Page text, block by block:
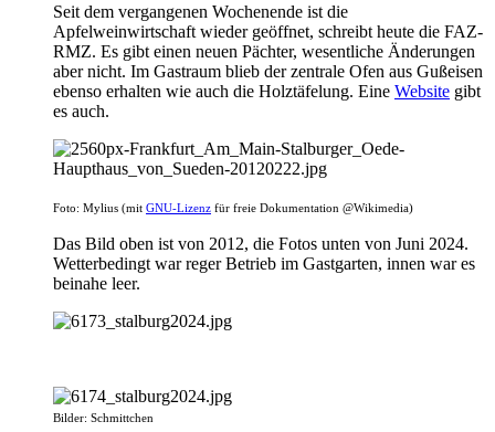
Seit dem vergangenen Wochenende ist die
Apfelweinwirtschaft wieder geöffnet, schreibt heute die FAZ-
RMZ. Es gibt einen neuen Pächter, wesentliche Änderungen
aber nicht. Im Gastraum blieb der zentrale Ofen aus Gußeisen
ebenso erhalten wie auch die Holztäfelung. Eine Website gibt
es auch.
Foto: Mylius (mit GNU-Lizenz für freie Dokumentation @Wikimedia)
Das Bild oben ist von 2012, die Fotos unten von Juni 2024.
Wetterbedingt war reger Betrieb im Gastgarten, innen war es
beinahe leer.
Bilder: Schmittchen